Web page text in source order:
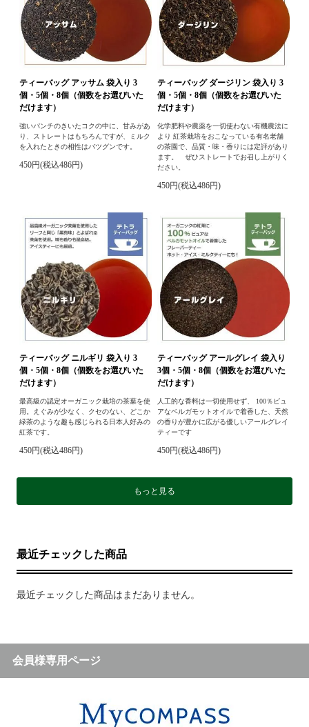
ティーバッグ アッサム 袋入り 3
個・5個・8個（個数をお選びいた
だけます）
強いパンチのきいたコクの中に、甘みがあ
り、ストレートはもちろんですが、ミルク
を入れたときの相性はバツグンです。
450円(税込486円)
ティーバッグ ダージリン 袋入り 3
個・5個・8個（個数をお選びいた
だけます）
化学肥料や農薬を一切使わない有機農法に
より 紅茶栽培をおこなっている有名老舗
の茶園で、品質・味・香りには定評があり
ます。 ぜひストレートでお召し上がりく
ださい。
450円(税込486円)
ティーバッグ ニルギリ 袋入り 3
個・5個・8個（個数をお選びいた
だけます）
最高級の認定オーガニック栽培の茶葉を使
用。えぐみが少なく、クセのない、どこか
緑茶のような趣も感じられる日本人好みの
紅茶です。
450円(税込486円)
ティーバッグ アールグレイ 袋入り
3個・5個・8個（個数をお選びいた
だけます）
人工的な香料は一切使用せず、 100％ピュ
アなベルガモットオイルで着香した、天然
の香りが豊かに広がる優しいアールグレイ
ティーです
450円(税込486円)
もっと見る
最近チェックした商品
最近チェックした商品はまだありません。
会員様専用ページ